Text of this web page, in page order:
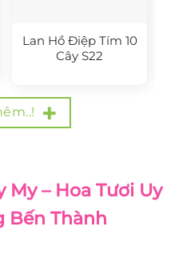
Lan Hồ Điệp Tím 10
Cây S22
My – Hoa Tươi Uy
Bến Thành